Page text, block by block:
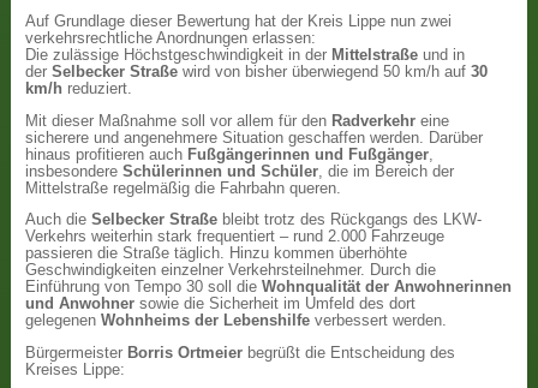
Auf Grundlage dieser Bewertung hat der Kreis Lippe nun zwei
verkehrsrechtliche Anordnungen erlassen:
Die zulässige Höchstgeschwindigkeit in der Mittelstraße und in
derSelbecker Straße wird von bisher überwiegend 50 km/h auf30
km/h reduziert.
Mit dieser Maßnahme soll vor allem für den Radverkehr eine
sicherere und angenehmere Situation geschaffen werden. Darüber
hinaus profitieren auch Fußgängerinnen und Fußgänger
insbesondereSchülerinnen und Schüler , die im Bereich der
Mittelstraße regelmäßig die Fahrbahn queren.
Auch dieSelbecker Straße bleibt trotz des Rückgangs des LKW-
Verkehrs weiterhin stark frequentiert – rund 2.000 Fahrzeuge
passieren die Straße täglich. Hinzu kommen überhöhte
Geschwindigkeiten einzelner Verkehrsteilnehmer. Durch die
Einführung von Tempo 30 soll dieWohnqualität der Anwohnerinnen
und Anwohner sowie die Sicherheit im Umfeld des dort
gelegenenWohnheims der Lebenshilfe verbessert werden.
Bürgermeister Borris Ortmeier begrüßt die Entscheidung des
Kreises Lippe: